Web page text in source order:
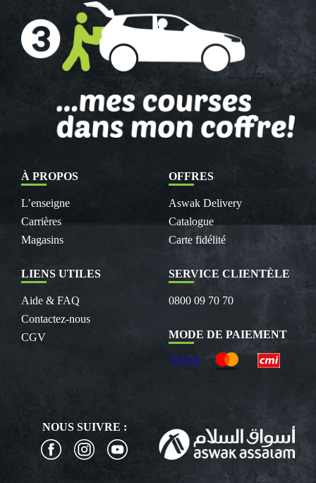
À PROPOS
L’enseigne
Carrières
Magasins
OFFRES
Aswak Delivery
Catalogue
Carte fidélité
LIENS UTILES
Aide & FAQ
Contactez-nous
CGV
SERVICE CLIENTÈLE
0800 09 70 70
MODE DE PAIEMENT
NOUS SUIVRE :